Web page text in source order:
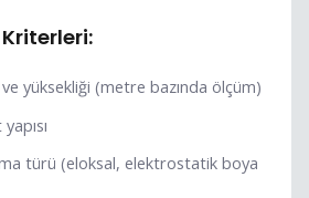
yüksekliği (metre bazında ölçüm)
türü (eloksal, elektrostatik boya